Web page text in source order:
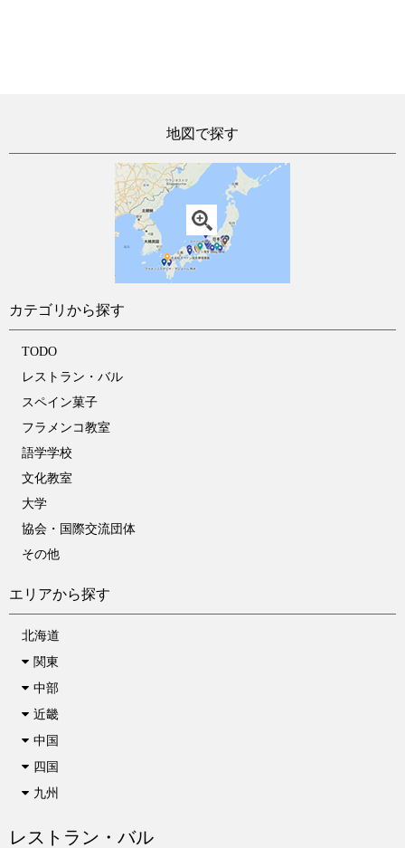
レストラン・バル
地図で探す
カテゴリから探す
TODO
レストラン・バル
スペイン菓子
フラメンコ教室
語学学校
文化教室
大学
協会・国際交流団体
その他
エリアから探す
北海道
関東
中部
近畿
中国
四国
九州